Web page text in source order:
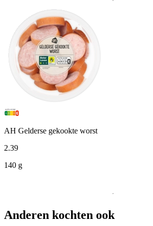
AH Gelderse gekookte worst
2.39
140 g
Anderen kochten ook